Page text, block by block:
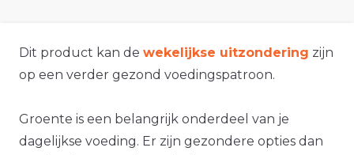
Dit product kan de wekelijkse uitzondering zijn
op een verder gezond voedingspatroon.
Groente is een belangrijk onderdeel van je
dagelijkse voeding. Er zijn gezondere opties dan